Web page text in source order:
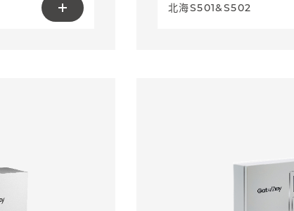
北海S501&S502